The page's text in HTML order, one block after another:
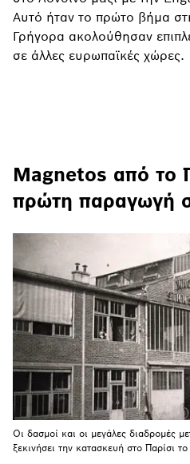
Αυτό ήταν το πρώτο βήμα
Γρήγορα ακολούθησαν
σε άλλες ευρωπαϊκές χώρες.
Magnetos από το
πρώτη παραγωγή
Οι δασμοί και οι μεγάλες διαδρομές
ξεκινήσει την κατασκευή στο Παρίσι